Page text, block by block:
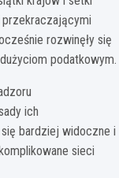
rozwinęły się
podatkowym.
ich
bardziej widoczne i
sieci